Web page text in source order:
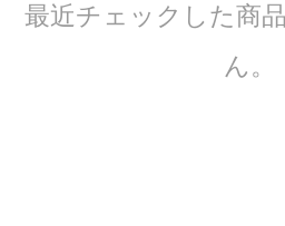
最近チェックした商
ん。